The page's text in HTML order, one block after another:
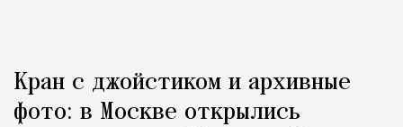
Кран с джойстиком и архивные
фото: в Москве открылись